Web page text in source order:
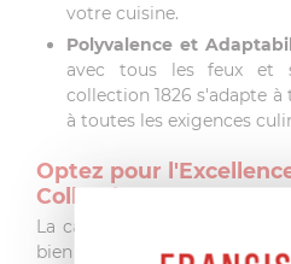
votre cuisine.
Polyvalence et
avec tous les feux et
collection 1826 s'adapte
à toutes les exigences
Optez pour
Collection 1826 :
La casserole 20cm de la
bien plus qu'un ustensile de